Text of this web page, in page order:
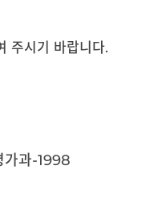
주시기 바랍니다.
가과-1998